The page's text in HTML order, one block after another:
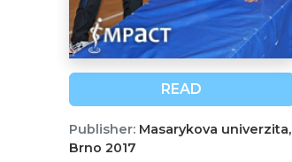
READ
Publisher:Masarykova univerzita,
Brno 2017